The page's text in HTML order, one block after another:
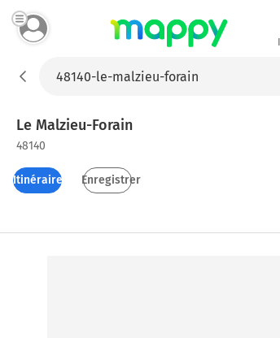
Le Malzieu-Forain
48140
Itinéraires Enregistrer